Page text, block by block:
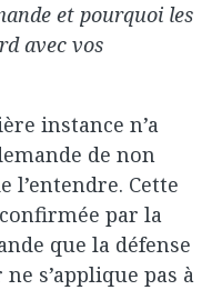
et pourquoi les
avec vos
instance n’a
de non
l’entendre. Cette
par la
que la défense
s’applique pas à